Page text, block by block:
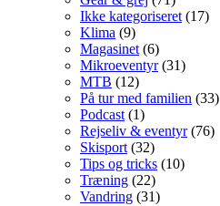
Ikke kategoriseret (17)
Klima (9)
Magasinet (6)
Mikroeventyr(31)
MTB (12)
På tur med familien (33)
Podcast (1)
Rejseliv & eventyr(76)
Skisport (32)
Tips og tricks (10)
Træning (22)
Vandring (31)